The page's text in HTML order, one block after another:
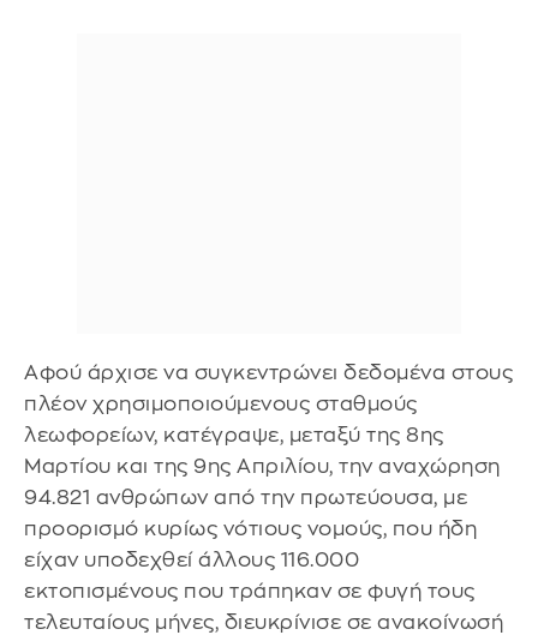
Αφού άρχισε να συγκεντρώνει δεδομένα στους
πλέον χρησιμοποιούμενους σταθμούς
λεωφορείων, κατέγραψε, μεταξύ της 8ης
Μαρτίου και της 9ης Απριλίου, την αναχώρηση
94.821 ανθρώπων από την πρωτεύουσα, με
προορισμό κυρίως νότιους νομούς, που ήδη
είχαν υποδεχθεί άλλους 116.000
εκτοπισμένους που τράπηκαν σε φυγή τους
τελευταίους μήνες, διευκρίνισε σε ανακοίνωσή